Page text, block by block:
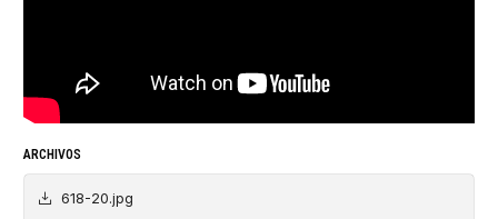
ARCHIVOS
618-20.jpg